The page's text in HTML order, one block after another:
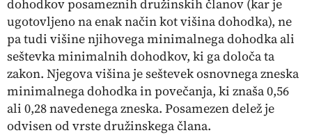
dohodkov posameznih družinskih članov (kar je
ugotovljeno na enak način kot višina dohodka), ne
pa tudi višine njihovega minimalnega dohodka ali
seštevka minimalnih dohodkov, ki ga določa ta
zakon. Njegova višina je seštevek osnovnega zneska
minimalnega dohodka in povečanja, ki znaša 0,56
ali 0,28 navedenega zneska. Posamezen delež je
odvisen od vrste družinskega člana.